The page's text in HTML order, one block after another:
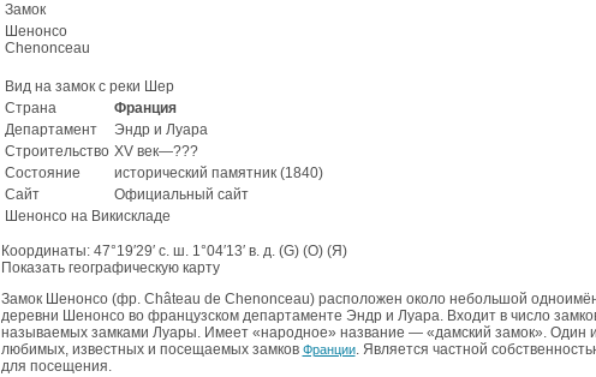
Замок
Шенонсо
Chenonceau
Вид на замок с реки Шер
Страна
Франция
Департамент
Эндр и Луара
Строительство XV век—???
Состояние
исторический памятник (1840)
Сайт
Официальный сайт
Шенонсо на Викискладе
Координаты: 47°19′29′ с. ш. 1°04′13′ в. д. (G) (O) (Я)
Показать географическую карту
Замок Шенонсо (фр. Château de Chenonceau) расположен около небольшой
деревни Шенонсо во французском департаменте Эндр и Луара. Входит в число
называемых замками Луары. Имеет «народное» название — «дамский замок». Один
любимых, известных и посещаемых замков Франции. Является частной
для посещения.